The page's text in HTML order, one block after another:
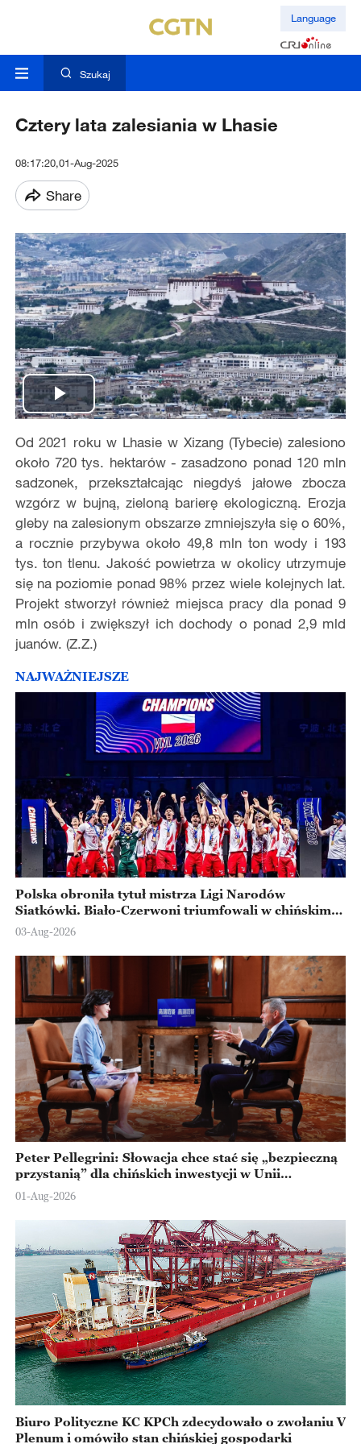
Language
Szukaj
Cztery lata zalesiania w Lhasie
08:17:20,01-Aug-2025
Share
Play
Video
Od 2021 roku w Lhasie w Xizang (Tybecie) zalesiono
około 720 tys. hektarów - zasadzono ponad 120 mln
sadzonek, przekształcając niegdyś jałowe zbocza
wzgórz w bujną, zieloną barierę ekologiczną. Erozja
gleby na zalesionym obszarze zmniejszyła się o 60%,
a rocznie przybywa około 49,8 mln ton wody i 193
tys. ton tlenu. Jakość powietrza w okolicy utrzymuje
się na poziomie ponad 98% przez wiele kolejnych lat.
Projekt stworzył również miejsca pracy dla ponad 9
mln osób i zwiększył ich dochody o ponad 2,9 mld
juanów. (Z.Z.)
NAJWAŻNIEJSZE
Polska obroniła tytuł mistrza Ligi Narodów
Siatkówki. Biało-Czerwoni triumfowali w chińskim
Ningbo
03-Aug-2026
Peter Pellegrini: Słowacja chce stać się „bezpieczną
przystanią” dla chińskich inwestycji w Unii
Europejskiej
01-Aug-2026
Biuro Polityczne KC KPCh zdecydowało o zwołaniu V
Plenum i omówiło stan chińskiej gospodarki